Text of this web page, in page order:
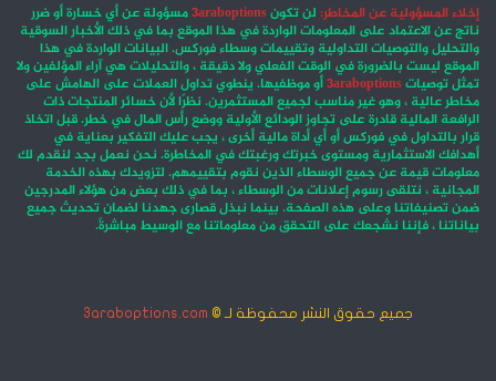
إخلاء المسؤولية عن المخاطر: لن تكون3araboptionsمسؤولة عن أي خسارة أو ضرر
ناتج عن الاعتماد على المعلومات الواردة في هذا الموقع بما في ذلك الأخبار السوقية
والتحليل والتوصيات التداولية وتقييمات وسطاء فوركس. البيانات الواردة في هذا
الموقع ليست بالضرورة في الوقت الفعلي ولا دقيقة ، والتحليلات هي آراء المؤلفين ولا
تمثل توصيات3araboptionsأو موظفيها. ينطوي تداول العملات على الهامش على
مخاطر عالية ، وهو غير مناسب لجميع المستثمرين. نظرًا لأن خسائر المنتجات ذات
الرافعة المالية قادرة على تجاوز الودائع الأولية ووضع رأس المال في خطر. قبل اتخاذ
قرار بالتداول في فوركس أو أي أداة مالية أخرى ، يجب عليك التفكير بعناية في
أهدافك الاستثمارية ومستوى خبرتك ورغبتك في المخاطرة. نحن نعمل بجد لنقدم لك
معلومات قيمة عن جميع الوسطاء الذين نقوم بتقييمهم. لتزويدك بهذه الخدمة
المجانية ، نتلقى رسوم إعلانات من الوسطاء ، بما في ذلك بعض من هؤلاء المدرجين
ضمن تصنيفاتنا وعلى هذه الصفحة. بينما نبذل قصارى جهدنا لضمان تحديث جميع
بياناتنا ، فإننا نشجعك على التحقق من معلوماتنا مع الوسيط مباشرةً.
جميع حقوق النشر محفوظة لـ © 3araboptions.com